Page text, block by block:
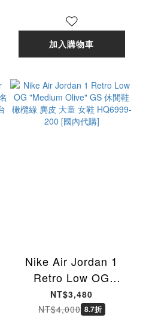
加入購物車
Nike Air Jordan 1
Retro Low OG
"Medium Olive" GS
休閒鞋 橄欖綠 麂皮 大
NT$3,480
NT$4,000 8.7折